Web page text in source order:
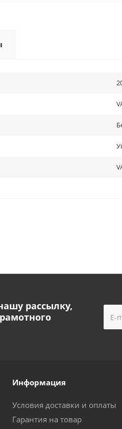
рассылку,
Информация
Условия доставки и оплаты
Гарантия на товар